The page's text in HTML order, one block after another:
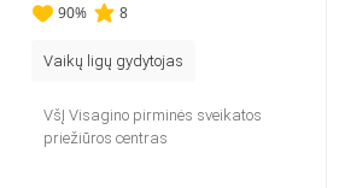
90% 8
Vaikų ligų gydytojas
VšĮ Visagino pirminės sveikatos
priežiūros centras